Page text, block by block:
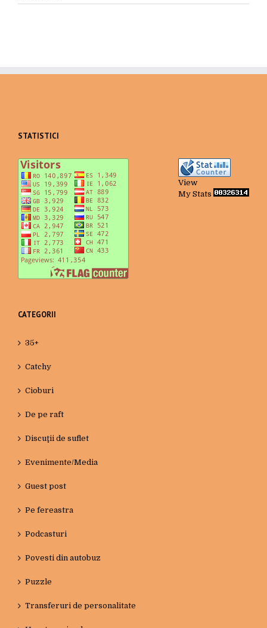
STATISTICI
View
My Stats
CATEGORII
35+
Catchy
Cioburi
De pe raft
Discuţii de suflet
Evenimente/Media
Guest post
Pe fereastra
Podcasturi
Povesti din autobuz
Puzzle
Transferuri de personalitate